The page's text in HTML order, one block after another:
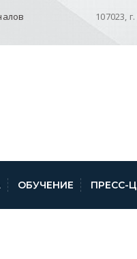
107023,
ОБУЧЕНИЕ ПРЕСС-